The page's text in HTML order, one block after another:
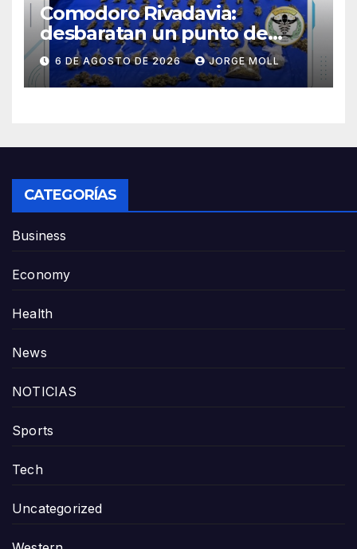
Comodoro Rivadavia:
desbaratan un punto de
venta de drogas y secuestran
cannabis, dinero y un
vehículo
6 DE AGOSTO DE 2026 JORGE MOLL
CATEGORÍAS
Business
Economy
Health
News
NOTICIAS
Sports
Tech
Uncategorized